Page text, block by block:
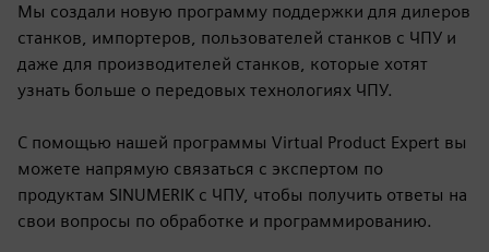
Мы создали новую программу поддержки для дилеров
станков, импортеров, пользователей станков с ЧПУ и
даже для производителей станков, которые хотят
узнать больше о передовых технологиях ЧПУ.
С помощью нашей программы Virtual Product Expert вы
можете напрямую связаться с экспертом по
продуктам SINUMERIK с ЧПУ, чтобы получить ответы на
свои вопросы по обработке и программированию.